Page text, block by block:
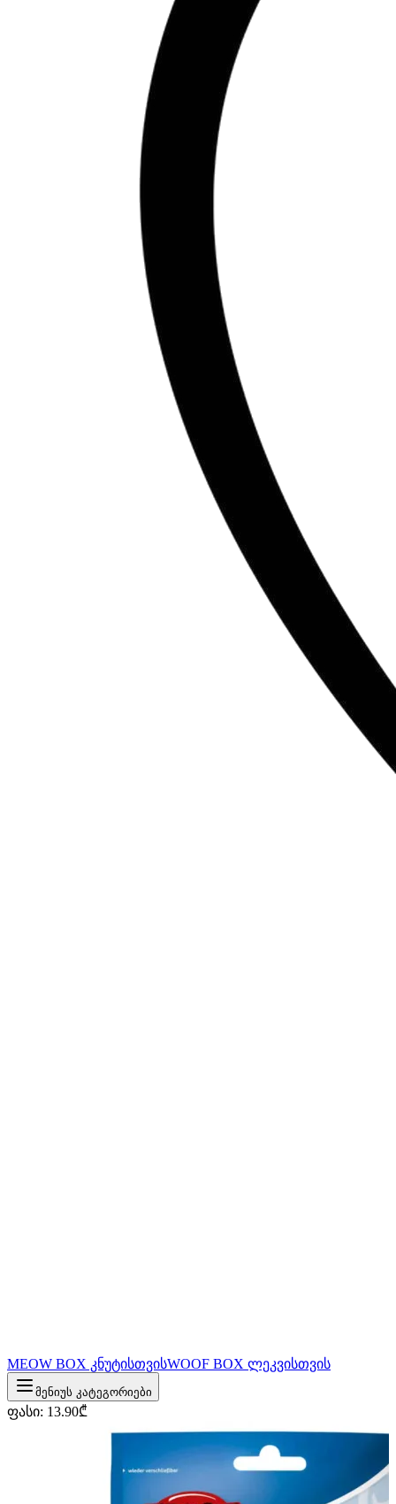
MEOW BOX კნუტისთვისWOOF BOX ლეკვისთვის
მენიუს კატეგორიები
ფასი: 13.90₾